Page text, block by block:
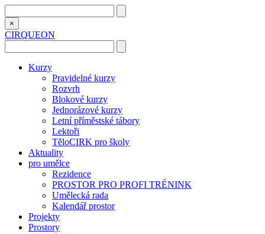
×
CIRQUEON
Kurzy
Pravidelné kurzy
Rozvrh
Blokové kurzy
Jednorázové kurzy
Letní příměstské tábory
Lektoři
TěloCIRK pro školy
Aktuality
pro umělce
Rezidence
PROSTOR PRO PROFI TRÉNINK
Umělecká rada
Kalendář prostor
Projekty
Prostory